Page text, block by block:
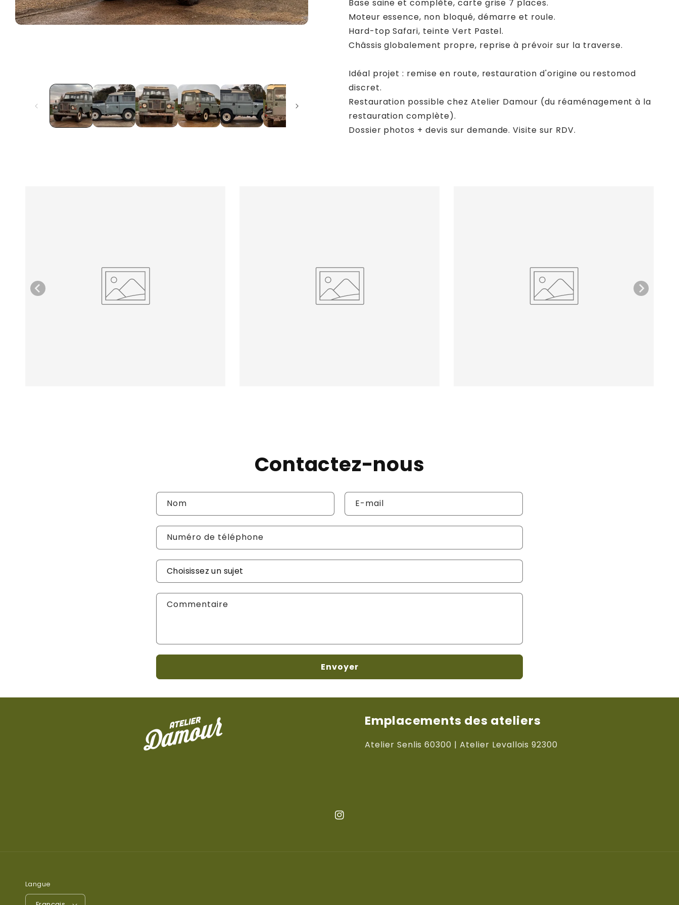
Base saine et complète, carte grise 7 places.
Moteur essence, non bloqué, démarre et roule.
Hard-top Safari, teinte Vert Pastel.
Châssis globalement propre, reprise à prévoir sur la traverse.
Idéal projet : remise en route, restauration d'origine ou restomod
discret.
Restauration possible chez Atelier Damour (du réaménagement à la
restauration complète).
Dossier photos + devis sur demande. Visite sur RDV.
Contactez-nous
Nom E-mail
Numéro de téléphone
Sujet de votre demande
Commentaire
Envoyer
Emplacements des ateliers
Atelier Senlis 60300 | Atelier Levallois 92300
Instagram
Langue